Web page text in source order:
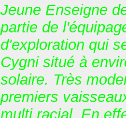
Jeune Enseigne
partie de
d'exploration qui
Cygni situé à
solaire. Très
premiers
multi racial. En